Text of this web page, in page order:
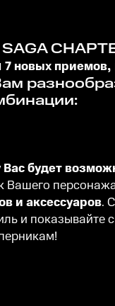
7 новых приемов
будет
Вашего
и аксессуаров.
и показывайте